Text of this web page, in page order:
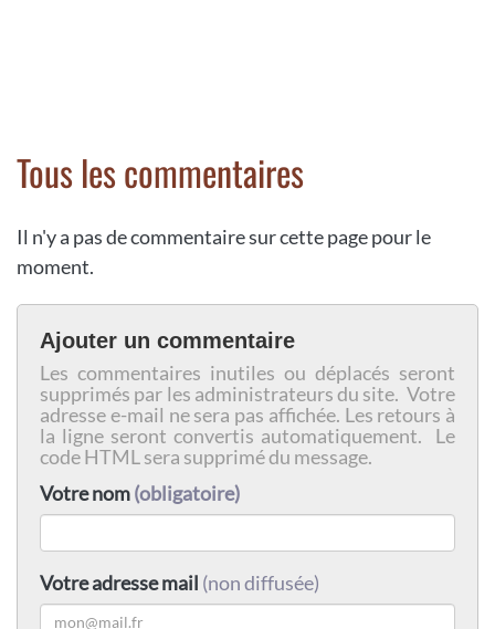
Tous les commentaires
Il n'y a pas de commentaire sur cette page pour le
moment.
Ajouter un commentaire
Les commentaires inutiles ou déplacés seront
supprimés par les administrateurs du site. Votre
adresse e-mail ne sera pas affichée. Les retours à
la ligne seront convertis automatiquement. Le
code HTML sera supprimé du message.
Votre nom(obligatoire)
Votre adresse mail (non diffusée)